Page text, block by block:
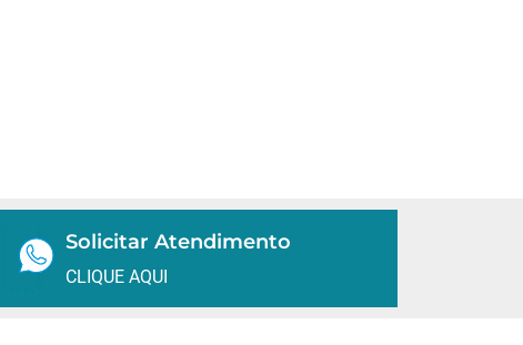
Solicitar Atendimento
CLIQUE AQUI